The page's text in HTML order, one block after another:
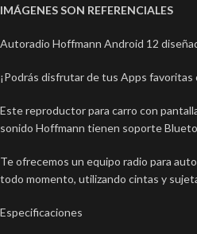
IMÁGENES SON REFERENCIALES
Autoradio Hoffmann Android 12
¡Podrás disfrutar de tus Apps
Este reproductor para carro con
sonido Hoffmann tienen soporte
Te ofrecemos un equipo radio para
todo momento, utilizando cintas y
Especificaciones